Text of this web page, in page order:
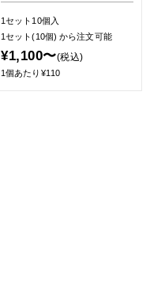
1セット10個入
1セット(10個)から注文可能
¥1,100〜(税込)
1個あたり¥110